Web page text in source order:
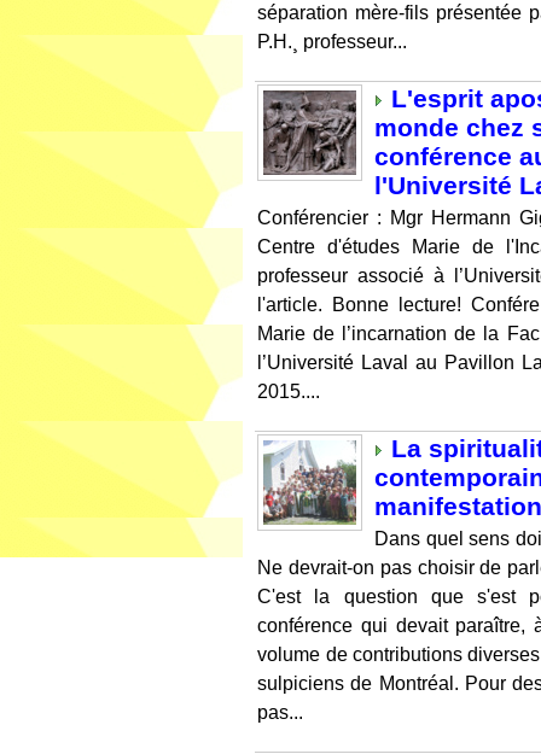
séparation mère-fils présentée
P.H.¸ professeur...
L'esprit
monde chez
conférence
l'Université
Conférencier : Mgr Hermann
Centre d'études Marie de
professeur associé à
l'article. Bonne lecture!
Marie de l’incarnation de la
l’Université Laval au Pavillon
2015....
La
Dans quel sens
Ne devrait-on pas choisir de
C'est la question que s'est
conférence qui devait paraître,
volume de contributions
sulpiciens de Montréal. Pour
pas...